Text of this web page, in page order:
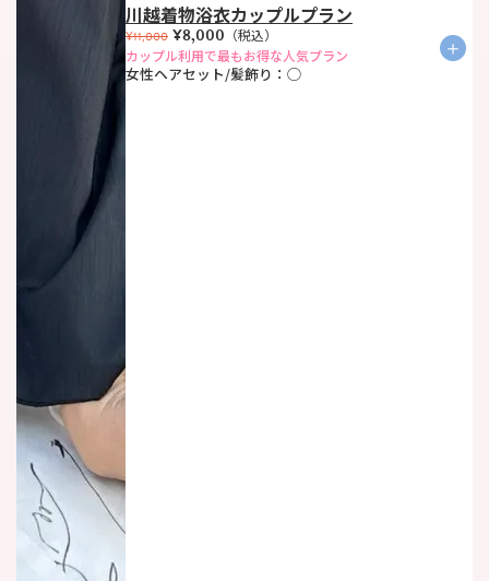
川越着物浴衣カップルプラン
¥11,000 ¥8,000 （税込）
カップル利用で最もお得な人気プラン
女性ヘアセット/髪飾り：◯
＋